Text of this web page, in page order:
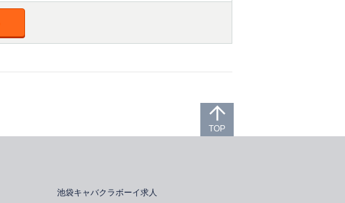
池袋キャバクラボーイ求人
TOP